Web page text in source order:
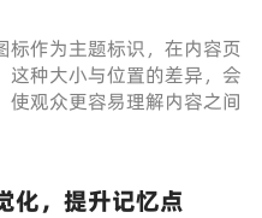
标作为主题标识，在内容页
这种大小与位置的差异，会
观众更容易理解内容之间
化，提升记忆点